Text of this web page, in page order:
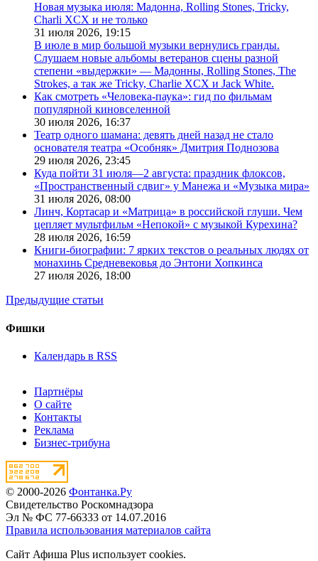
Новая музыка июля: Мадонна, Rolling Stones, Tricky,
Charli XCX и не только
31 июля 2026, 19:15
В июле в мир большой музыки вернулись гранды.
Слушаем новые альбомы ветеранов сцены разной
степени «выдержки» — Мадонны, Rolling Stones, The
Strokes, а так же Tricky, Charlie XCX и Jack White.
Как смотреть «Человека-паука»: гид по фильмам
популярной киновселенной
30 июля 2026, 16:37
Театр одного шамана: девять дней назад не стало
основателя театра «Особняк» Дмитрия Поднозова
29 июля 2026, 23:45
Куда пойти 31 июля—2 августа: праздник флоксов,
«Пространственный сдвиг» у Манежа и «Музыка мира»
31 июля 2026, 08:00
Линч, Кортасар и «Матрица» в российской глуши. Чем
цепляет мультфильм «Непокой» с музыкой Курехина?
28 июля 2026, 16:59
Книги-биографии: 7 ярких текстов о реальных людях от
монахинь Средневековья до Энтони Хопкинса
27 июля 2026, 18:00
Предыдущие статьи
Фишки
Календарь в RSS
Партнёры
О сайте
Контакты
Реклама
Бизнес-трибуна
© 2000-2026 Фонтанка.Ру
Свидетельство Роскомнадзора
Эл № ФС 77-66333 от 14.07.2016
Правила использования материалов сайта
Сайт Афиша Plus использует cookies.